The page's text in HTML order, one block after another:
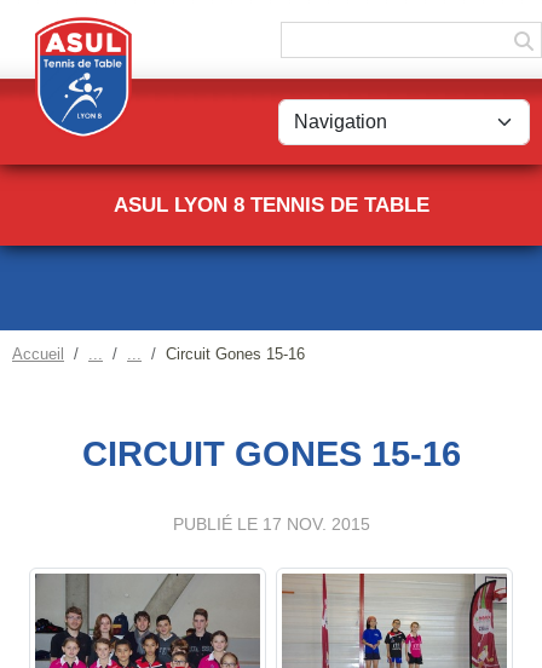
ASUL LYON 8 TENNIS DE TABLE
Accueil Circuit Gones 15-16
CIRCUIT GONES 15-16
PUBLIÉ LE 17 NOV. 2015
Panneau de gestion des cookies